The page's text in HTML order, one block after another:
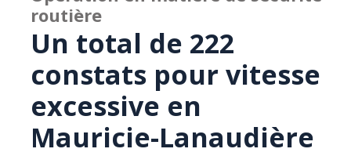
routière
Un total de 222
constats pour vitesse
excessive en
Mauricie-Lanaudière